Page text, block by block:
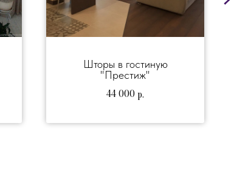
Шторы в гостиную
"Престиж"
44 000 р.